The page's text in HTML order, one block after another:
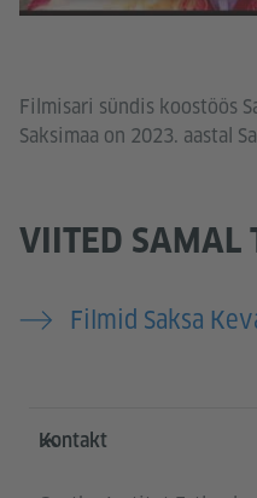
Filmisari sündis koostöös
Saksimaa on 2023. aastal
VIITED SAMAL
Filmid Saksa
Service- und
Kontakt